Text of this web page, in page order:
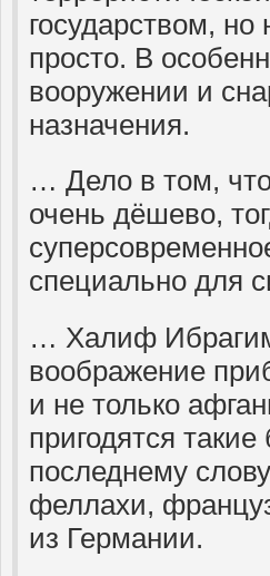
государством, но
просто. В
вооружении и
назначения.
… Дело в том,
очень дёшево,
специально для
… Халиф
воображение
и не только
пригодятся
последнему
феллахи,
из Германии.